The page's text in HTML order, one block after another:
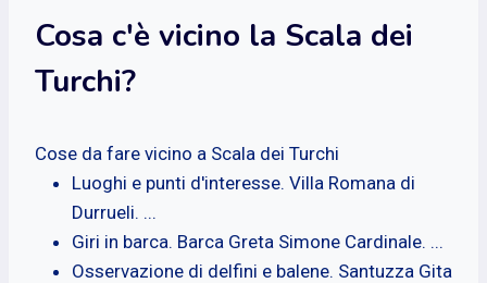
Cosa c'è vicino la Scala dei
Turchi?
Cose da fare vicino a Scala dei Turchi‎
Luoghi e punti d'interesse. Villa Romana di
Durrueli. ...
Giri in barca. Barca Greta Simone Cardinale. ...
Osservazione di delfini e balene. Santuzza Gita